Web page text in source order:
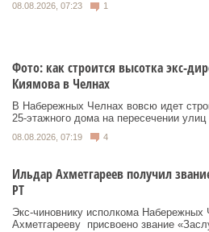
08.08.2026, 07:23 1
Фото: как строится высотка экс-
Киямова в Челнах
В Набережных Челнах вовсю идет
25‑этажного дома на пересечении улиц
08.08.2026, 07:19 4
Ильдар Ахметгареев получил
РТ
Экс‑чиновнику исполкома
Ахметгарееву присвоено звание